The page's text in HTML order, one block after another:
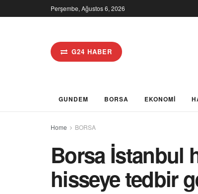
Perşembe, Ağustos 6, 2026
G24 HABER
GUNDEM BORSA EKONOMİ
Home BORSA
Borsa İstanbul
hisseye tedbir